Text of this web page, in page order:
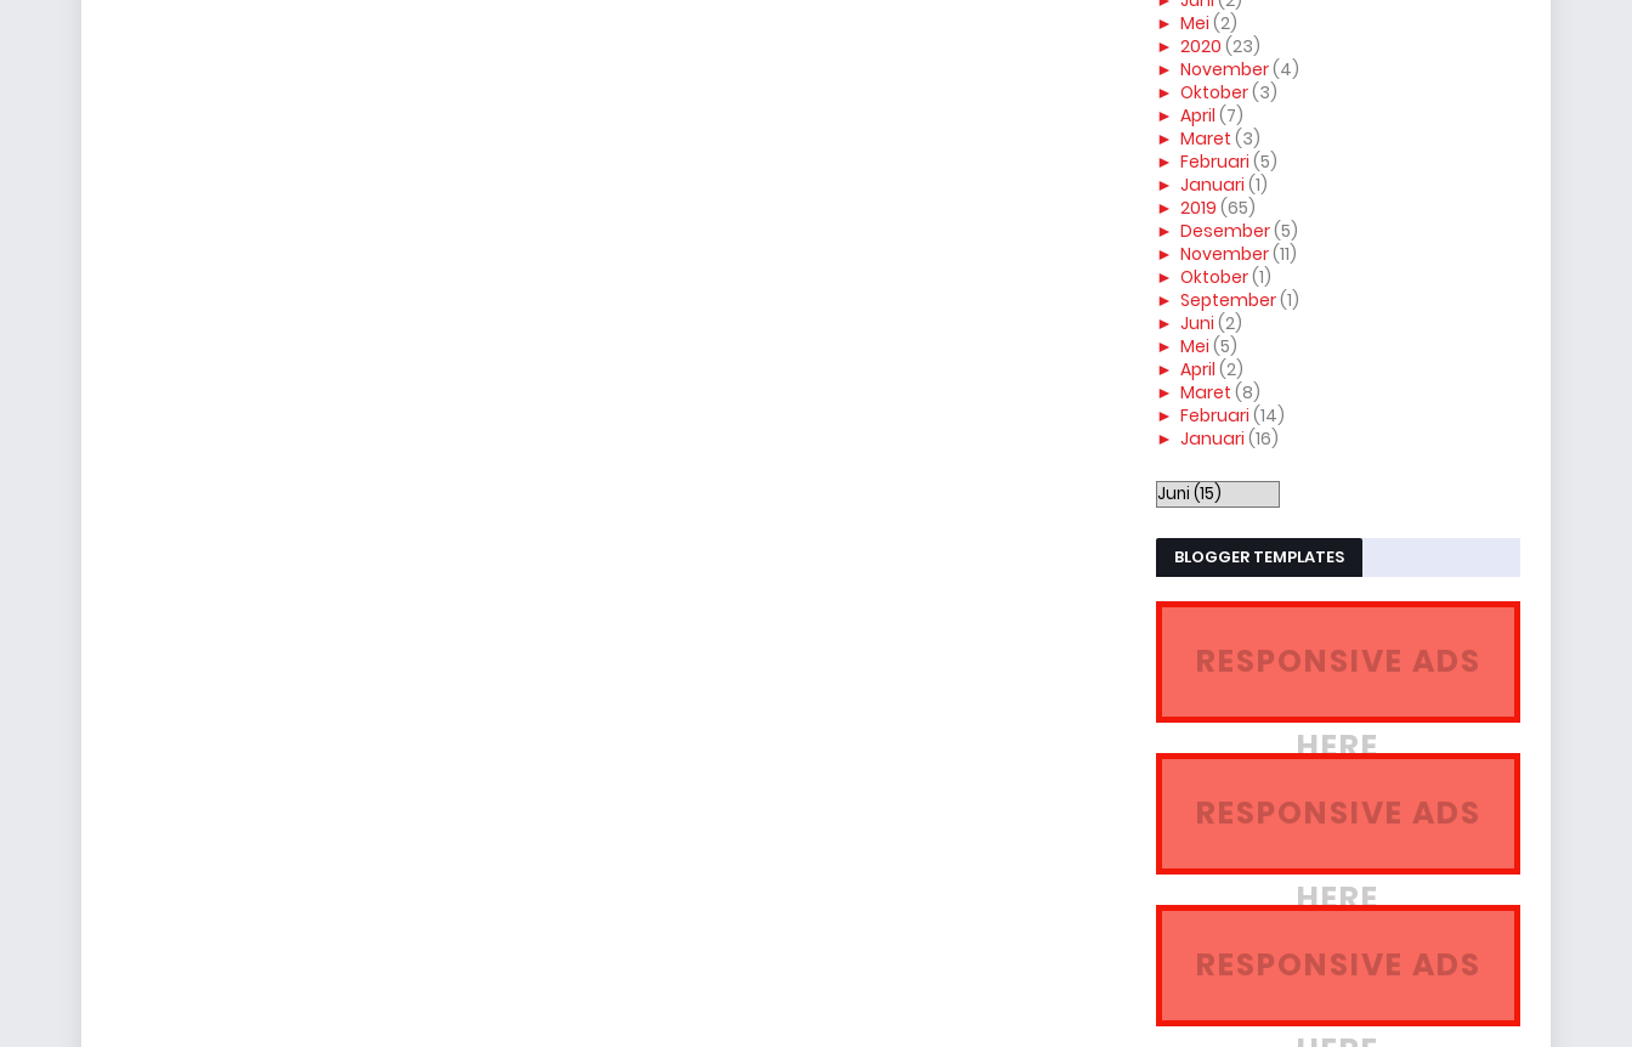
► Mei (2)
► 2020 (23)
► November(4)
► Oktober(3)
► April (7)
► Maret (3)
► Februari (5)
► Januari (1)
► 2019 (65)
► Desember(5)
► November(11)
► Oktober(1)
► September(1)
► Juni (2)
► Mei (5)
► April (2)
► Maret (8)
► Februari (14)
► Januari (16)
BLOGGER TEMPLATES
RESPONSIVE ADS
HERE
RESPONSIVE ADS
HERE
RESPONSIVE ADS